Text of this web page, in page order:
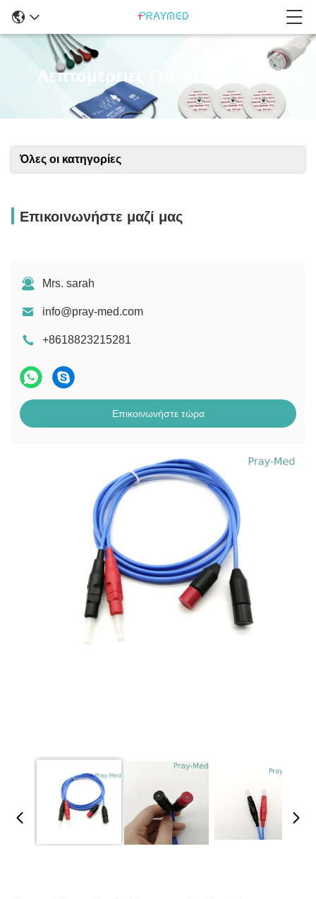
Λεπτομέρειες Για Τα Προϊόντα
Όλες οι κατηγορίες
Επικοινωνήστε μαζί μας
Mrs. sarah
info@pray-med.com
+8618823215281
Επικοινωνήστε τώρα